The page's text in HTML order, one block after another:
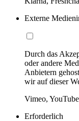
Externe
Durch das
oder andere
Anbietern
wir auf dieser
Vimeo, YouTube
Erforderlich